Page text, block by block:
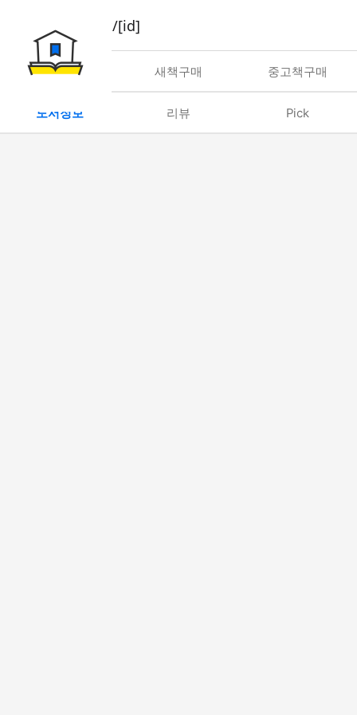
book/rent/[id]
대여 새책구매 중고책구매
도서정보 리뷰 Pick